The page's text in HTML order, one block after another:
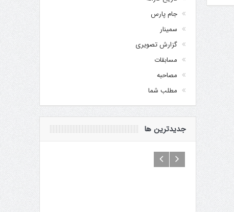
جام پارس
سمینار
گزارش تصویری
مسابقات
مصاحبه
مطلب شما
جدیدترین ها